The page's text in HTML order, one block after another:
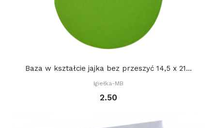
Baza w kształcie jajka bez przeszyć 14,5 x 21...
Igiełka-MB
2.50